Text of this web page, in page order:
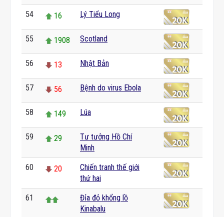
54 16 Lý Tiểu Long
55 1908 Scotland
56 13 Nhật Bản
57 56 Bệnh do virus Ebola
58 149 Lúa
59 29
Tư tưởng Hồ Chí
Minh
60 20
Chiến tranh thế giới
thứ hai
61
Đỉa đỏ khổng lồ
Kinabalu